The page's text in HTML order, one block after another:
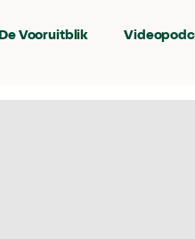
De Vooruitblik